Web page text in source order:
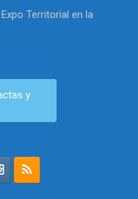
Territorial en la
y